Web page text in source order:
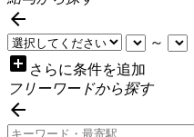

～
add_box さらに条件を追加
フリーワードから探す
